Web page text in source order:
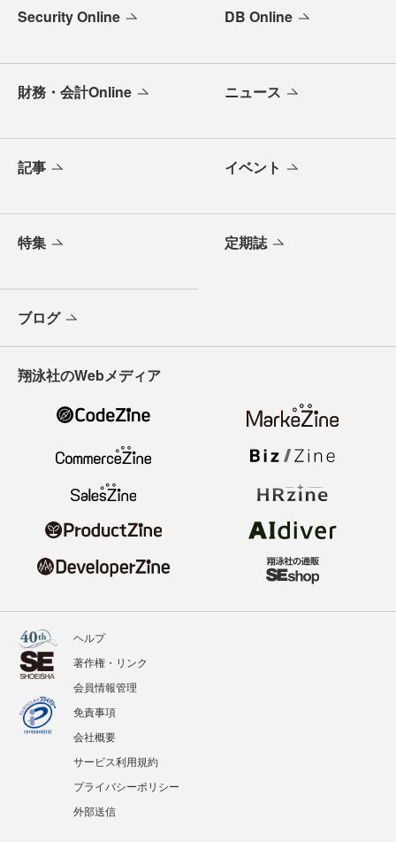
Security Online DB Online
財務・会計Online ニュース
記事 イベント
特集 定期誌
ブログ
翔泳社のWebメディア
ヘルプ
著作権・リンク
会員情報管理
免責事項
会社概要
サービス利用規約
プライバシーポリシー
外部送信